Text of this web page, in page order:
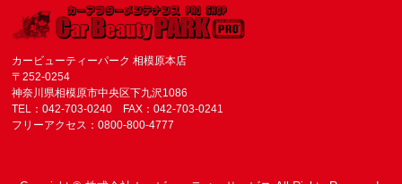
カービューティーパーク 相模原本店
〒252-0254
神奈川県相模原市中央区下九沢1086
TEL：042-703-0240 FAX：042-703-0241
フリーアクセス：0800-800-4777